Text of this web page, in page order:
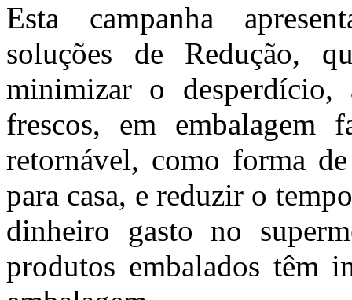
Esta campanha
soluções de Redução,
minimizar o
frescos, em embalagem
retornável, como forma
para casa, e reduzir o
dinheiro gasto no
produtos embalados têm